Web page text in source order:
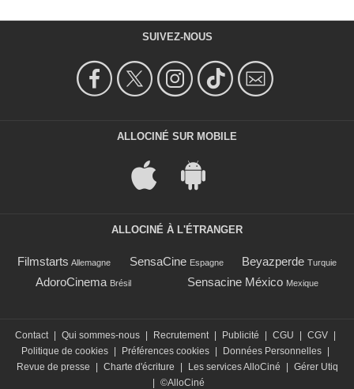
SUIVEZ-NOUS
ALLOCINÉ SUR MOBILE
ALLOCINÉ À L'ÉTRANGER
Filmstarts Allemagne SensaCine Espagne Beyazperde Turquie
AdoroCinema Brésil Sensacine México Mexique
Contact Qui sommes-nous Recrutement Publicité CGU CGV
Politique de cookies
Préférences cookies Données Personnelles
Revue de presse
Charte d'écriture Les services AlloCiné
Gérer Utiq
©AlloCiné